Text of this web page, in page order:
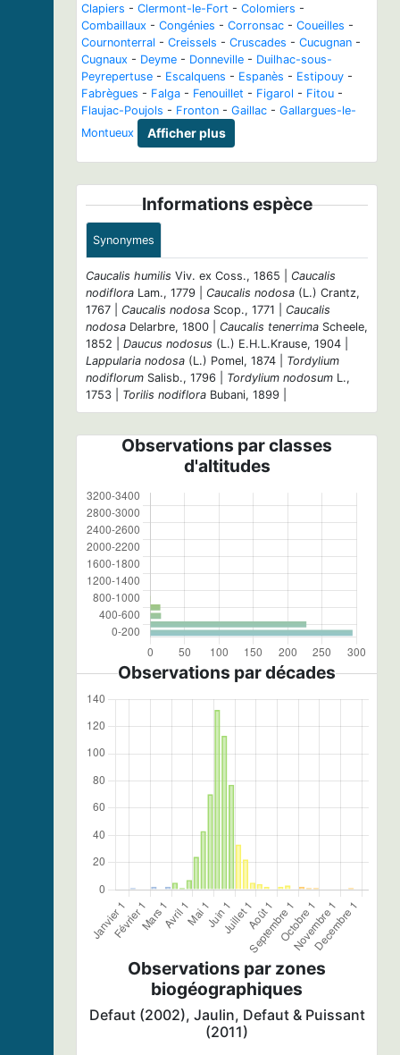
Clapiers - Clermont-le-Fort - Colomiers -
Combaillaux - Congénies - Corronsac - Coueilles -
Cournonterral - Creissels - Cruscades - Cucugnan -
Cugnaux - Deyme - Donneville - Duilhac-sous-
Peyrepertuse - Escalquens - Espanès - Estipouy -
Fabrègues - Falga - Fenouillet - Figarol - Fitou -
Flaujac-Poujols - Fronton - Gaillac - Gallargues-le-
Montueux
Afficher plus
Informations espèce
Synonymes
Caucalis humilis Viv. ex Coss., 1865 | Caucalis
nodiflora Lam., 1779 | Caucalis nodosa (L.) Crantz,
1767 | Caucalis nodosa Scop., 1771 | Caucalis
nodosa Delarbre, 1800 | Caucalis tenerrima Scheele,
1852 | Daucus nodosus (L.) E.H.L.Krause, 1904 |
Lappularia nodosa (L.) Pomel, 1874 | Tordylium
nodiflorum Salisb., 1796 | Tordylium nodosum L.,
1753 | Torilis nodiflora Bubani, 1899 |
Observations par classes
d'altitudes
Observations par décades
Observations par zones
biogéographiques
Defaut (2002), Jaulin, Defaut & Puissant
(2011)